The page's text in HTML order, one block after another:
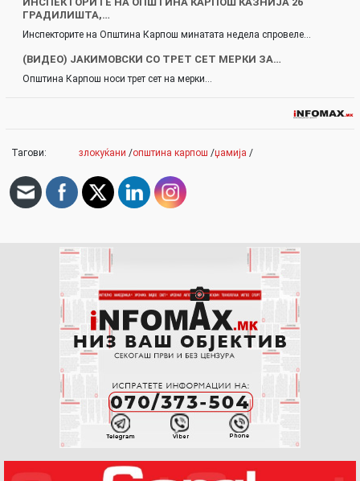
ГРАДИЛИШТА,…
Инспекторите на Општина Карпош минатата недела спровеле…
(ВИДЕО) ЈАКИМОВСКИ СО ТРЕТ СЕТ МЕРКИ ЗА…
Општина Карпош носи трет сет на мерки…
Тагови: злокуќани /општина карпош /џамија /